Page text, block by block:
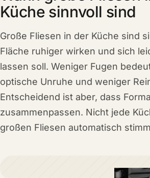
Küche sinnvoll sind
Große Fliesen in der Küche sind
Fläche ruhiger wirken und sich
lassen soll. Weniger Fugen
optische Unruhe und weniger
Entscheidend ist aber, dass
zusammenpassen. Nicht jede
großen Fliesen automatisch